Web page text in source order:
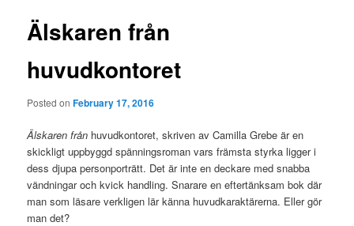
Älskaren från
huvudkontoret
Posted onFebruary 17, 2016
Älskaren från huvudkontoret, skriven av Camilla Grebe är en
skickligt uppbyggd spänningsroman vars främsta styrka ligger i
dess djupa personporträtt. Det är inte en deckare med snabba
vändningar och kvick handling. Snarare en eftertänksam bok där
man som läsare verkligen lär känna huvudkaraktärerna. Eller gör
man det?